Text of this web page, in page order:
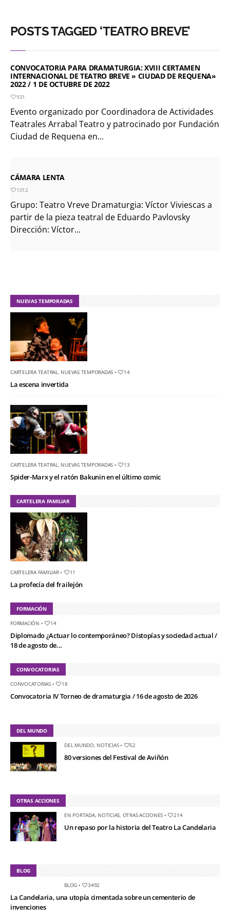
POSTS TAGGED ‘TEATRO BREVE’
CONVOCATORIA PARA DRAMATURGIA: XVIII CERTAMEN
INTERNACIONAL DE TEATRO BREVE » CIUDAD DE REQUENA»
2022 / 1 DE OCTUBRE DE 2022
931
Evento organizado por Coordinadora de Actividades
Teatrales Arrabal Teatro y patrocinado por Fundación
Ciudad de Requena en...
CÁMARA LENTA
1012
Grupo: Teatro Vreve Dramaturgia: Víctor Viviescas a
partir de la pieza teatral de Eduardo Pavlovsky
Dirección: Víctor...
NUEVAS TEMPORADAS
CARTELERA TEATRAL NUEVAS TEMPORADAS • 14
La escena invertida
CARTELERA TEATRAL NUEVAS TEMPORADAS • 13
Spider-Marx y el ratón Bakunin en el último comic
CARTELERA FAMILIAR
CARTELERA FAMILIAR• 11
La profecía del frailejón
FORMACIÓN
FORMACIÓN • 14
Diplomado ¿Actuar lo contemporáneo? Distopías y sociedad actual /
18 de agosto de...
CONVOCATORIAS
CONVOCATORIAS• 18
Convocatoria IV Torneo de dramaturgia / 16 de agosto de 2026
DEL MUNDO
DEL MUNDO, NOTICIAS• 52
80 versiones del Festival de Aviñón
OTRAS ACCIONES
EN PORTADA, NOTICIAS OTRAS ACCIONES • 214
Un repaso por la historia del Teatro La Candelaria
BLOG
BLOG • 3492
La Candelaria, una utopía cimentada sobre un cementerio de
invenciones